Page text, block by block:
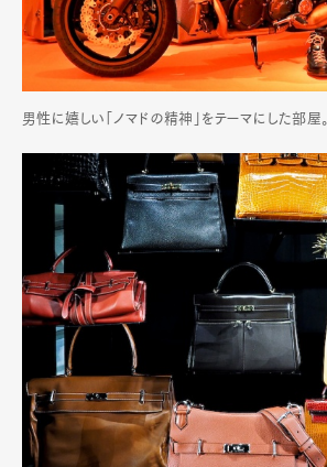
男性に嬉しい「ノマドの精神」をテーマにした部屋。